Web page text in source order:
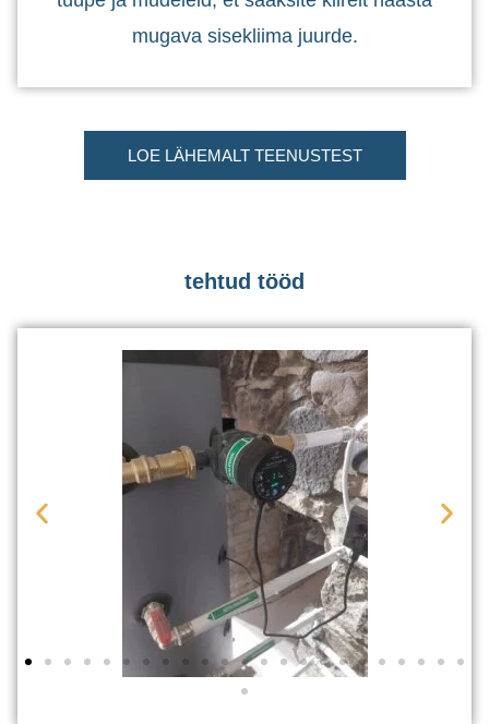
mugava sisekliima juurde.
LOE LÄHEMALT TEENUSTEST
tehtud tööd